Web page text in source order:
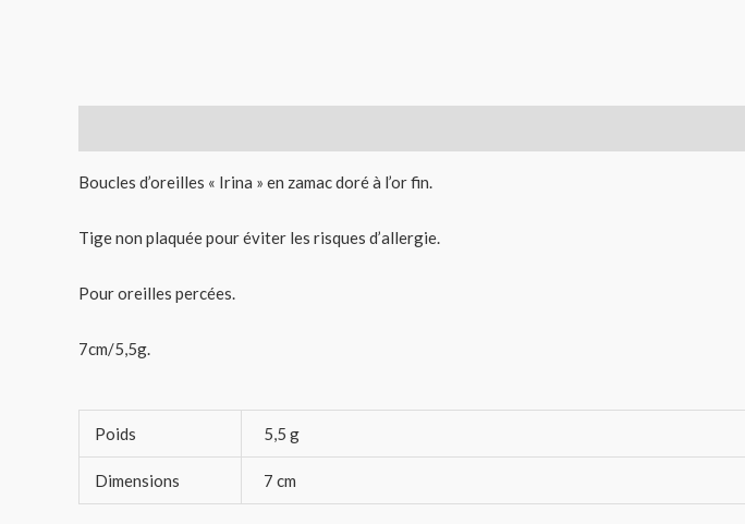
Boucles d’oreilles « Irina » en zamac doré à l’or fin.
Tige non plaquée pour éviter les risques d’allergie.
Pour oreilles percées.
7cm/5,5g.
Poids 5,5 g
Dimensions 7 cm